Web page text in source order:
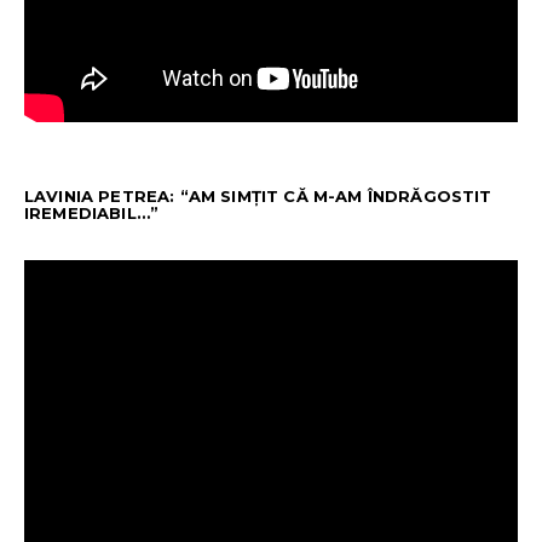
LAVINIA PETREA: “AM SIMȚIT CĂ M-AM ÎNDRĂGOSTIT
IREMEDIABIL…”